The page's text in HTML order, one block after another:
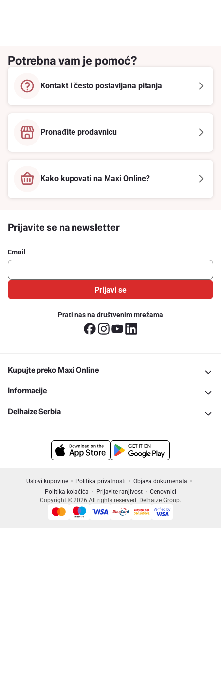
Potrebna vam je pomoć?
Kontakt i često postavljana pitanja
Pronađite prodavnicu
Kako kupovati na Maxi Online?
Prijavite se na newsletter
Email
Prijavi se
Prati nas na društvenim mrežama
Kupujte preko Maxi Online
Informacije
Delhaize Serbia
Uslovi kupovine Politika privatnosti
Objava dokumenata
Politika kolačića
Prijavite ranjivost
Cenovnici
Copyright © 2026 All rights reserved. Delhaize Group.